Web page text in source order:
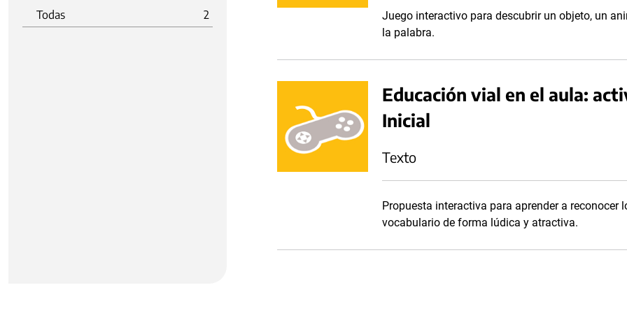
Todas 2
Juego interactivo para descubrir un objeto, un
la palabra.
Educación vial en el aula:
Inicial
Texto
Propuesta interactiva para aprender a reconocer
vocabulario de forma lúdica y atractiva.